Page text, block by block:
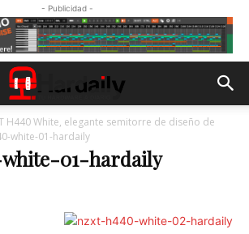
- Publicidad -
H440 White, elegante semitorre de diseño de
white-01-hardaily
01-hardaily